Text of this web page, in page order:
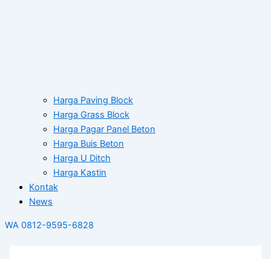
Harga Paving Block
Harga Grass Block
Harga Pagar Panel Beton
Harga Buis Beton
Harga U Ditch
Harga Kastin
Kontak
News
WA 0812-9595-6828